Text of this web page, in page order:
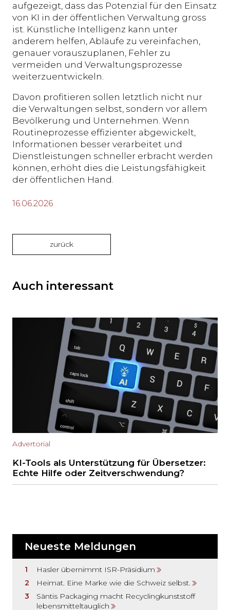
aufgezeigt, dass das Potenzial für den Einsatz
von KI in der öffentlichen Verwaltung gross
ist. Künstliche Intelligenz kann unter
anderem helfen, Abläufe zu vereinfachen,
genauer vorauszuplanen, Fehler zu
vermeiden und Verwaltungsprozesse
weiterzuentwickeln.
Davon profitieren sollen letztlich nicht nur
die Verwaltungen selbst, sondern vor allem
Bevölkerung und Unternehmen. Wenn
Routineprozesse effizienter abgewickelt,
Informationen besser verarbeitet und
Dienstleistungen schneller erbracht werden
können, erhöht dies die Leistungsfähigkeit
der öffentlichen Hand.
16.06.2026
zurück
Auch interessant
Advertorial
KI-Tools als Unterstützung für Übersetzer:
Echte Hilfe oder Zeitverschwendung?
Neueste Meldungen
Hasler übernimmt ISR-Präsidium
Heimat. Eine Marke wie die Schweiz selbst.
Säntis Packaging macht Recyclingkunststoff
lebensmitteltauglich